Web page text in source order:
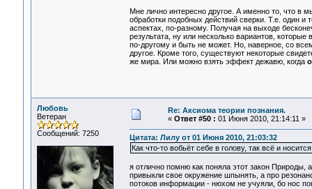
Мне лично интересно другое. А именно то, что
обработки подобных действий сверки. Т.е. один и
аспектах, по-разному. Получая на выходе
результата, ну или несколько вариантов,
по-другому и быть не может. Но, наверное, со
другое. Кроме того, существуют некоторые
же мира. Или можно взять эффект дежавю, когда
Любовь
Ветеран
Сообщений: 7250
Re: Аксиома теории познания.
« Ответ #50 : 01 Июня 2010, 21:14:11 »
Цитата: Лилу от 01 Июня 2010, 21:03:32
Как что-то вобьёт себе в голову, так всё и
я отлично помню как поняла этот закон
привыкли свое окружение шпынять, а про
потоков информации - нюхом не учуяли, бо нос